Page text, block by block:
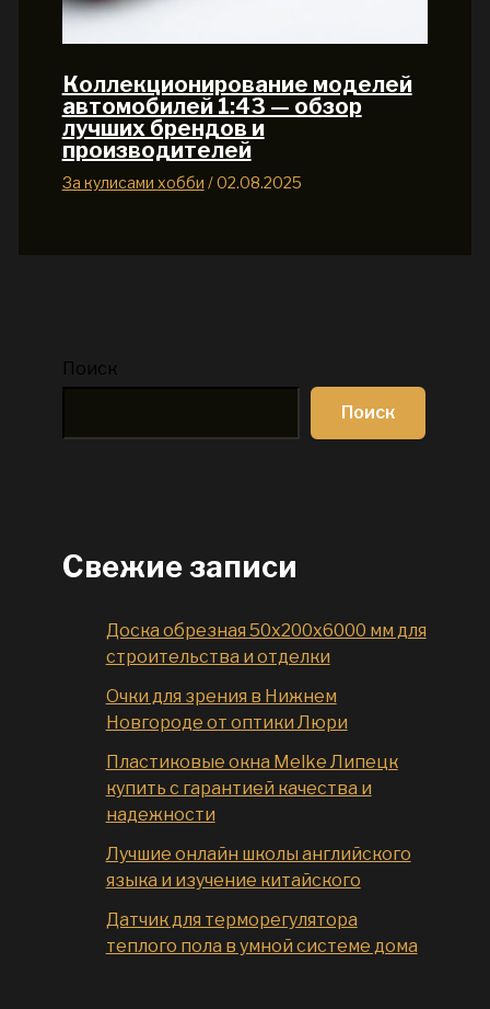
Коллекционирование моделей
автомобилей 1:43 — обзор
лучших брендов и
производителей
За кулисами хобби /02.08.2025
Поиск
Поиск
Свежие записи
Доска обрезная 50x200x6000 мм для
строительства и отделки
Очки для зрения в Нижнем
Новгороде от оптики Люри
Пластиковые окна Melke Липецк
купить с гарантией качества и
надежности
Лучшие онлайн школы английского
языка и изучение китайского
Датчик для терморегулятора
теплого пола в умной системе дома